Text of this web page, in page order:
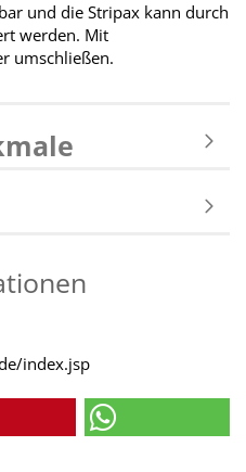
und die Stripax kann durch
werden. Mit
umschließen.
index.jsp